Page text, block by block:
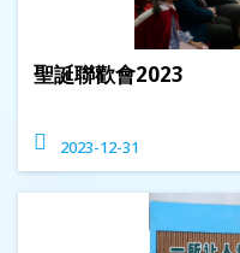
聖誕聯歡會2023
2023-12-31